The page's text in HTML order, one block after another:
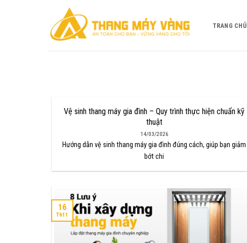
TRANG CHỦ
Vệ sinh thang máy gia đình – Quy trình thực hiện chuẩn kỹ
thuật
14/03/2026
Hướng dẫn vệ sinh thang máy gia đình đúng cách, giúp bạn giảm
bớt chi
16
Th11